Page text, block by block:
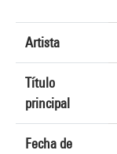
Artista
Título
principal
Fecha de